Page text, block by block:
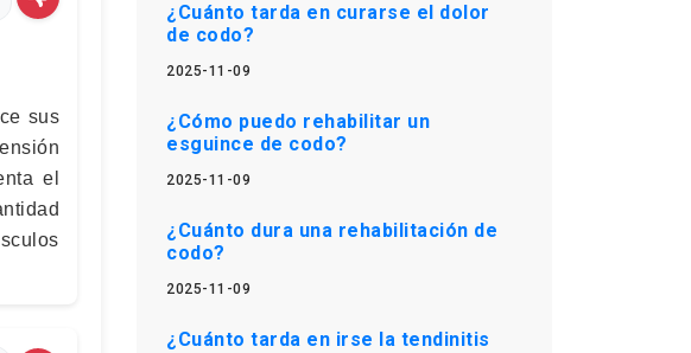
sus
el
¿Cuánto tarda en curarse el dolor
de codo?
2025-11-09
¿Cómo puedo rehabilitar un
esguince de codo?
2025-11-09
¿Cuánto dura una rehabilitación de
codo?
2025-11-09
¿Cuánto tarda en irse la tendinitis